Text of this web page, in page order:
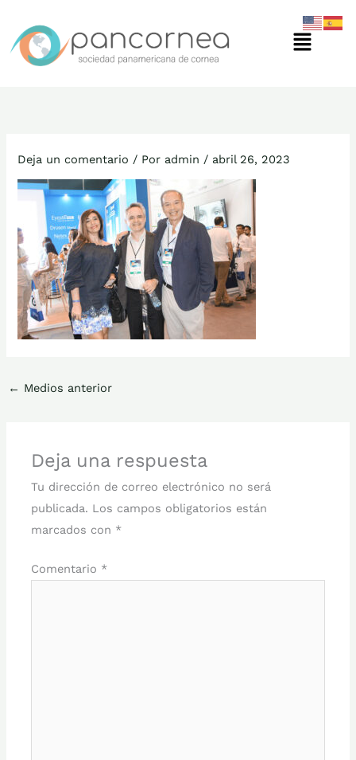
contenido
Menú
Deja un comentario / Por admin / abril 26, 2023
← Medios anterior
Deja una respuesta
Tu dirección de correo electrónico no será
publicada. Los campos obligatorios están
marcados con *
Comentario *